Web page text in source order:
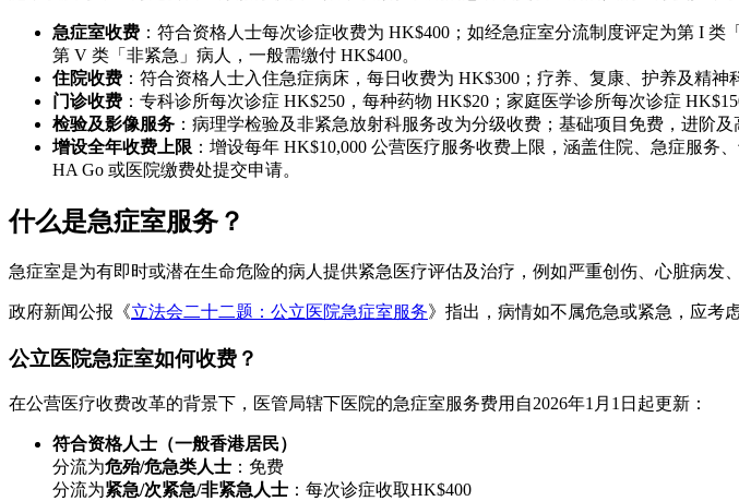
急症室收费 ：符合资格人士每次诊症收费为 HK$400；如经急症室分流制度评定为第 I
第 V 类「非紧急」病人，一般需缴付 HK$400。
住院收费 ：符合资格人士入住急症病床，每日收费为 HK$300；疗养、复康、护养及精神
门诊收费 ：专科诊所每次诊症 HK$250，每种药物 HK$20；家庭医学诊所每次诊症
检验及影像服务 ：病理学检验及非紧急放射科服务改为分级收费；基础项目免费，进阶及
增设全年收费上限 ：增设每年 HK$10,000 公营医疗服务收费上限，涵盖住院、急症服
HA Go 或医院缴费处提交申请。
什么是急症室服务？
急症室是为有即时或潜在生命危险的病人提供紧急医疗评估及治疗，例如严重创伤、心脏病发
政府新闻公报《立法会二十二题：公立医院急症室服务》指出，病情如不属危急或紧急，应考
公立医院急症室如何收费？
在公营医疗收费改革的背景下，医管局辖下医院的急症室服务费用自2026年1月1日起更新：
符合资格人士（一般香港居民）
分流为危殆/危急类人士 ：免费
分流为紧急/次紧急/非紧急人士 ：每次诊症收取HK$400